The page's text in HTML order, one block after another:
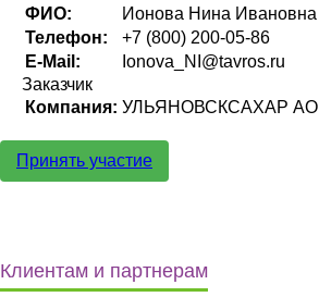
ФИО:
Ионова Нина Ивановна
Телефон:
+7 (800) 200-05-86
E-Mail:
Ionova_NI@tavros.ru
Заказчик
Компания: УЛЬЯНОВСКСАХАР АО
Принять участие
Клиентам и партнерам